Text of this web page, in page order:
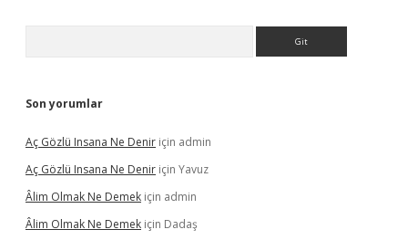
Son yorumlar
Aç Gözlü Insana Ne Denir için admin
Aç Gözlü Insana Ne Denir için Yavuz
Âlim Olmak Ne Demek için admin
Âlim Olmak Ne Demek için Dadaş